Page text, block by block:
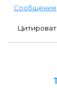
Сообщение